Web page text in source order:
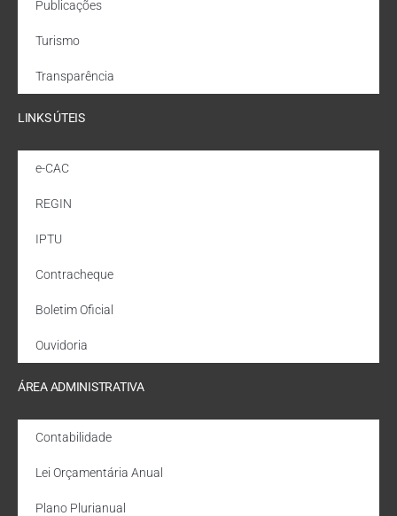
Publicações
Turismo
Transparência
LINKS ÚTEIS
e-CAC
REGIN
IPTU
Contracheque
Boletim Oficial
Ouvidoria
ÁREA ADMINISTRATIVA
Contabilidade
Lei Orçamentária Anual
Plano Plurianual